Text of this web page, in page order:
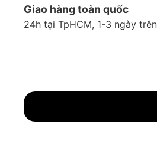
Giao hàng toàn quốc
24h tại TpHCM, 1-3 ngày